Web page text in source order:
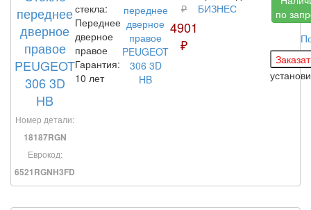
переднее
дверное
правое
PEUGEOT
306 3D
HB
Номер детали:
18187RGN
Еврокод:
6521RGNH3FD
стекла:
Переднее
дверное
правое
Гарантия:
10 лет
₽
4901
₽
БИЗНЕС
по